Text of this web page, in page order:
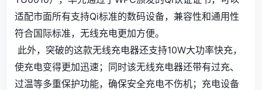
适配市面所有支持Qi标准的数码设备，兼容性和通用性
符合国际标准，无线充电更加方便。
此外，突破的这款无线充电器还支持10W大功率快充，
使充电变得更加迅速；同时该无线充电器还带有过充、
过温等多重保护功能，确保安全充电不伤机；充电设备